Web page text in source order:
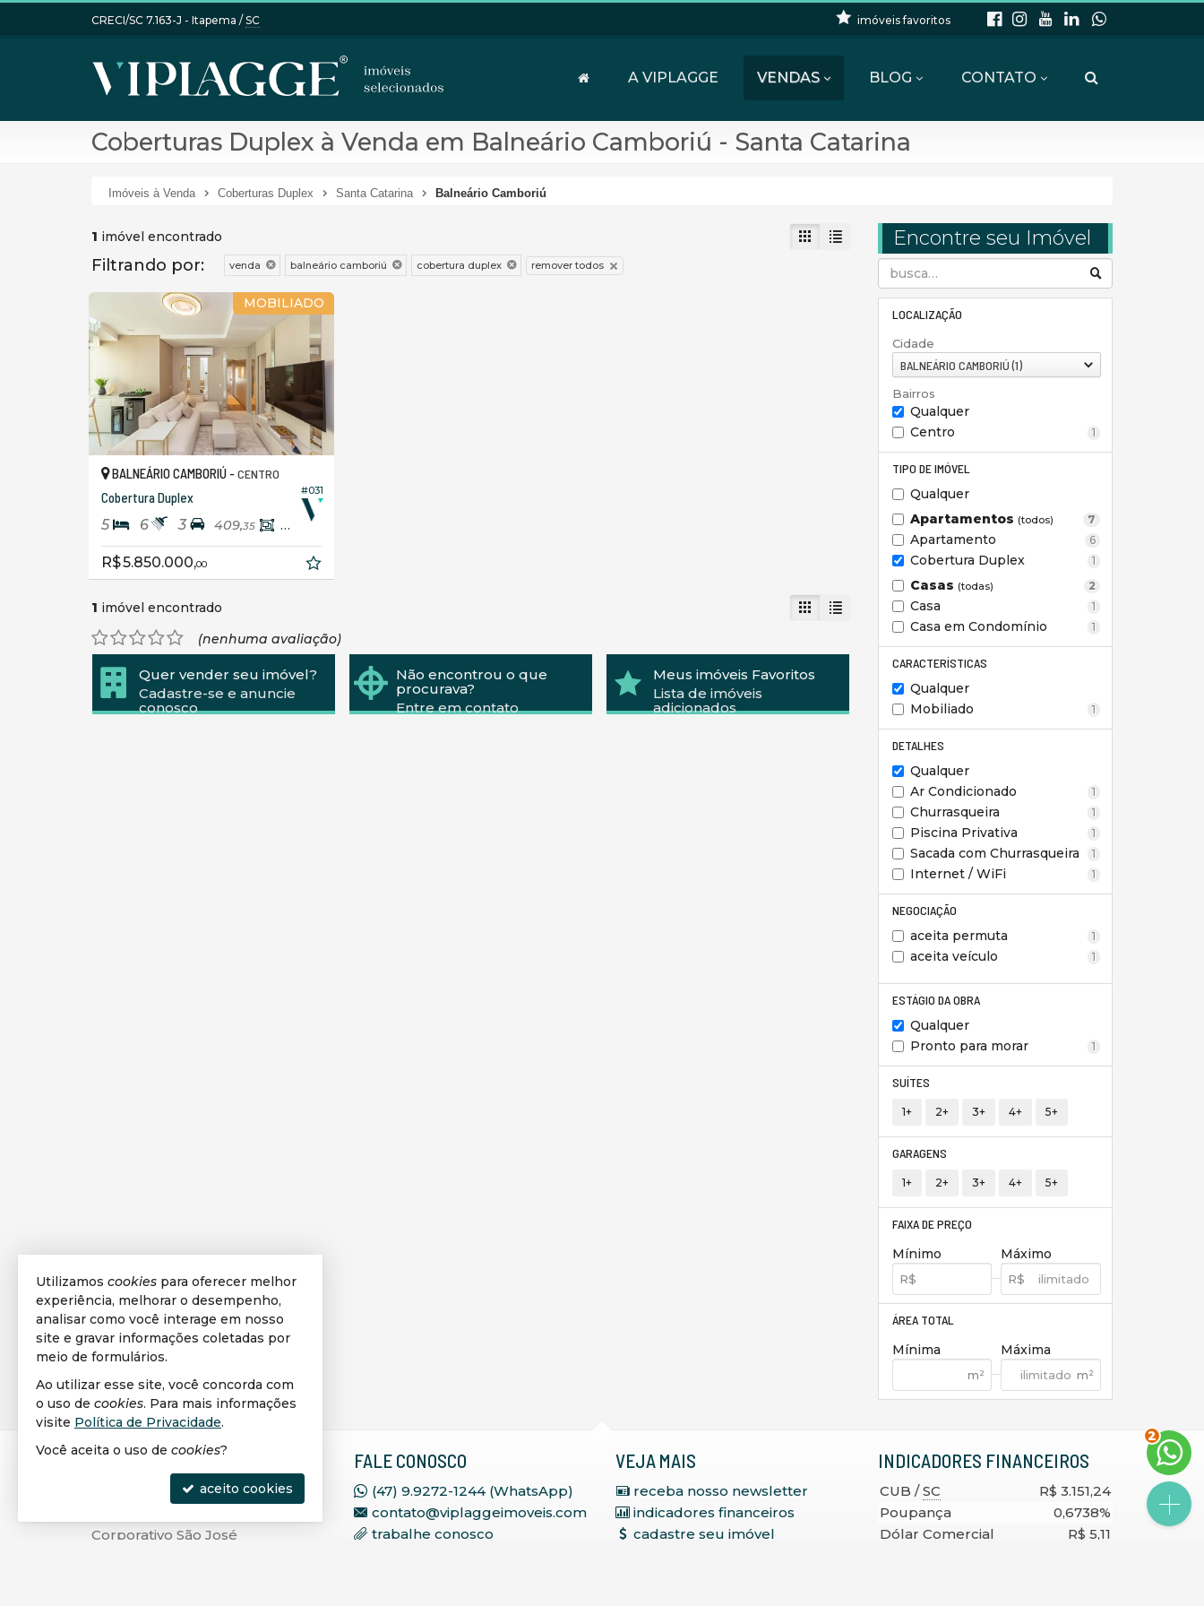
CRECI/SC 7.163-J - Itapema / SC imóveis favoritos
A VIPLAGGE VENDAS BLOG CONTATO
Coberturas Duplex à Venda em Balneário Camboriú - Santa Catarina
Imóveis à Venda Coberturas Duplex Santa Catarina Balneário Camboriú
Encontre seu Imóvel
LOCALIZAÇÃO
Cidade
BALNEÁRIO CAMBORIÚ (1)
Bairros
Qualquer
Centro
1
TIPO DE IMÓVEL
Qualquer
Apartamentos (todos) 7
Apartamento 6
Cobertura Duplex 1
Casas (todas) 2
Casa 1
Casa em Condomínio 1
CARACTERÍSTICAS
Qualquer
Mobiliado
1
DETALHES
Qualquer
Ar Condicionado
1
Churrasqueira 1
Piscina Privativa 1
Sacada com Churrasqueira 1
Internet / WiFi 1
NEGOCIAÇÃO
aceita permuta 1
aceita veículo 1
ESTÁGIO DA OBRA
Qualquer
Pronto para morar
1
SUÍTES
1+ 2+ 3+ 4+ 5+
GARAGENS
1+ 2+ 3+ 4+ 5+
FAIXA DE PREÇO
Mínimo Máximo
ÁREA TOTAL
Mínima Máxima
1 imóvel encontrado
Filtrando por: venda balneário camboriú cobertura duplex remover todos
MOBILIADO
#031
BALNEÁRIO CAMBORIÚ - CENTRO
Cobertura Duplex
5 6 3 409,35 257,
R$ 5.850.000,00
1 imóvel encontrado
(nenhuma avaliação)
Quer vender seu imóvel?
Cadastre-se e anuncie
conosco
Não encontrou o que
procurava?
Entre em contato
Meus imóveis Favoritos
Lista de imóveis
adicionados
VIPLAGGE IMÓVEIS
SELECIONADOS
Corporativo São José
FALE CONOSCO
(47) 9.9272-1244 (WhatsApp)
contato@viplaggeimoveis.com
trabalhe conosco
VEJA MAIS
receba nosso newsletter
indicadores financeiros
cadastre seu imóvel
INDICADORES FINANCEIROS
CUB /SC
R$ 3.151,24
Poupança
0,6738%
Dólar Comercial
R$ 5,11
Utilizamos cookies para oferecer melhor
experiência, melhorar o desempenho,
analisar como você interage em nosso
site e gravar informações coletadas por
meio de formulários.
Ao utilizar esse site, você concorda com
o uso de cookies. Para mais informações
visite Política de Privacidade.
Você aceita o uso de cookies?
aceito cookies